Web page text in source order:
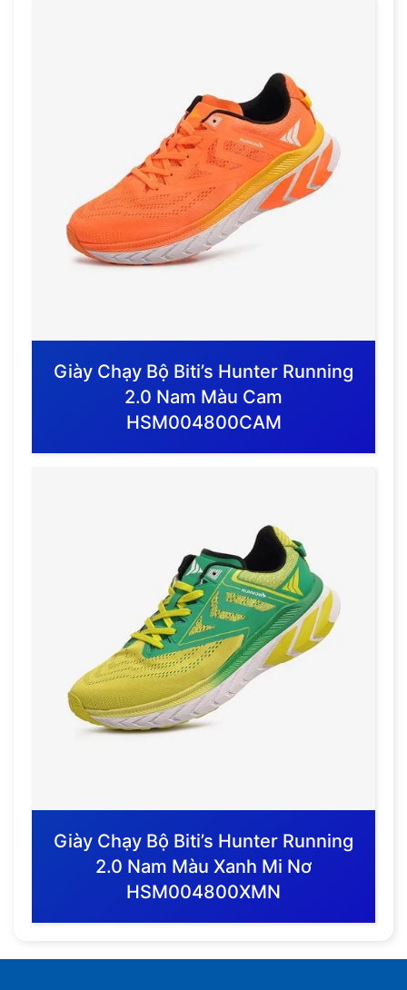
Giày Chạy Bộ Biti’s Hunter Running
2.0 Nam Màu Cam
HSM004800CAM
Giày Chạy Bộ Biti’s Hunter Running
2.0 Nam Màu Xanh Mi Nơ
HSM004800XMN